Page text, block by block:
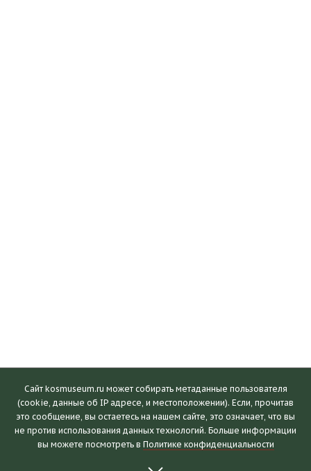
Посетителям
Часы работы и билеты
Сайт kosmuseum.ru может собирать метаданные пользователя
(cookie, данные об IP адресе, и местоположении). Если, прочитав
это сообщение, вы остаетесь на нашем сайте, это означает, что вы
не против использования данных технологий. Больше информации
вы можете посмотреть в Политике конфиденциальности